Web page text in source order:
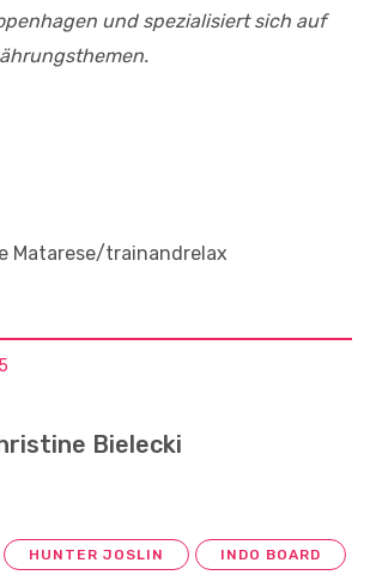
und spezialisiert sich auf
Matarese/trainandrelax
Bielecki
HUNTER JOSLIN INDO BOARD